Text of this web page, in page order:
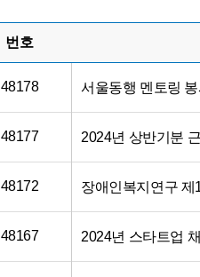
번호
48178 서울동행 멘토링
48177 2024년 상반기분
48172 장애인복지연구 제
48167 2024년 스타트업